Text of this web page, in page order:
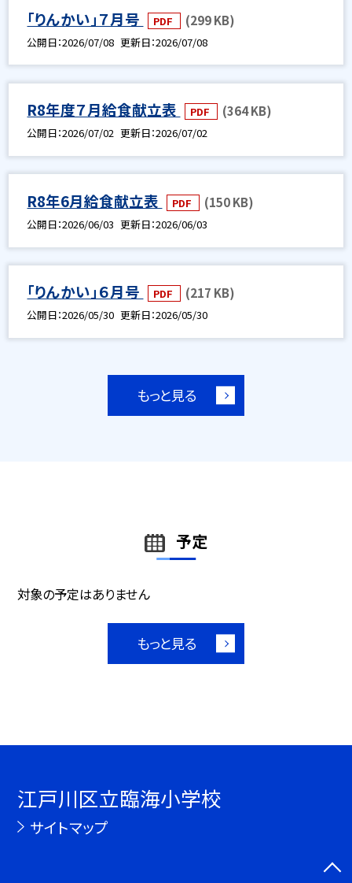
「りんかい」７月号 PDF (299 KB)
公開日 2026/07/08 更新日 2026/07/08
R8年度７月給食献立表 PDF (364 KB)
公開日 2026/07/02 更新日 2026/07/02
R8年6月給食献立表 PDF (150 KB)
公開日 2026/06/03 更新日 2026/06/03
「りんかい」６月号 PDF (217 KB)
公開日 2026/05/30 更新日 2026/05/30
もっと見る
予定
対象の予定はありません
もっと見る
江戸川区立臨海小学校
サイトマップ